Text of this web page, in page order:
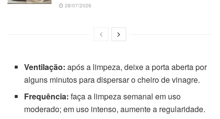
28/07/2026
Ventilação: após a limpeza, deixe a porta aberta por
alguns minutos para dispersar o cheiro de vinagre.
Frequência: faça a limpeza semanal em uso
moderado; em uso intenso, aumente a regularidade.